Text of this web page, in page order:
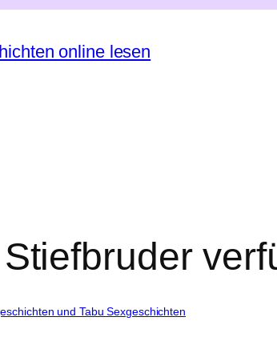
online lesen
und Tabu Sexgeschichten